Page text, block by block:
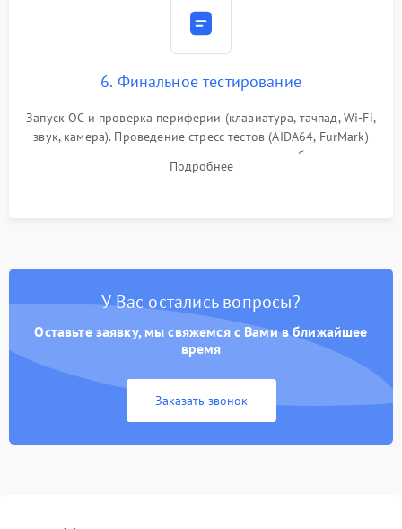
6. Финальное тестирование
Запуск ОС и проверка периферии (клавиатура, тачпад, Wi-Fi,
звук, камера). Проведение стресс-тестов (AIDA64, FurMark)
для контроля температурного режима и стабильности
системы под пиковой нагрузкой.
Подробнее
У Вас остались вопросы?
Оставьте заявку, мы свяжемся с Вами в ближайшее
время
Заказать звонок